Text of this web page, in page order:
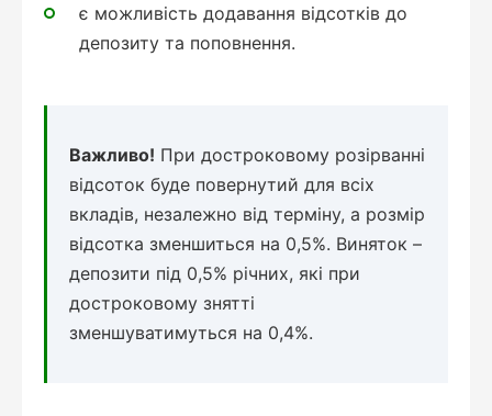
є можливість додавання відсотків до
депозиту та поповнення.
Важливо! При достроковому розірванні
відсоток буде повернутий для всіх
вкладів, незалежно від терміну, а розмір
відсотка зменшиться на 0,5%. Виняток –
депозити під 0,5% річних, які при
достроковому знятті
зменшуватимуться на 0,4%.